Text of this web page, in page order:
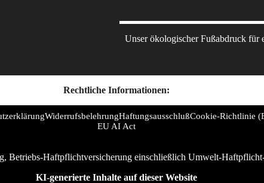
Unser ökologischer Fußabdruck für
Rechtliche Informationen:
WiderrufsbelehrungHaftungsausschlußCookie-Richtlinie
EU AI Act
Betriebs-Haftpflichtversicherung einschließlich Umwelt-
KI-generierte Inhalte auf dieser Website